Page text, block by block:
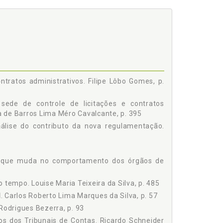
- Rafael Paiva de Almeida, p. 149
- Fábio Lins de Lessa Carvalho, p. 169
DOS CONTRATOS ADMINISTRATIVOS - Filipe
- Maria Michelle de Araújo Cordeiro / Washington
DE CONTRATAÇÕES PÚBLICAS (PNCP) - Ana
PÚBLICAS: DISCUSSÕES ACERCA DE UMA
Tenório Nunes Filho, p. 219
Bezerra de Oliveira, p. 229
EQUITATIVA DE RISCOS ENTRE O PARTICULAR E
p. 239
E CONTRATOS ADMINISTRATIVOS -
EM FACE DAS INOVAÇÕES DA NOVA LEI DE
administrativos. Filipe Lôbo Gomes, p.
de controle de licitações e contratos
Barros Lima Méro Cavalcante, p. 395
do contributo da nova regulamentação.
muda no comportamento dos órgãos de
Louise Maria Teixeira da Silva, p. 485
Roberto Lima Marques da Silva, p. 57
Bezerra, p. 93
dos Tribunais de Contas. Ricardo Schneider